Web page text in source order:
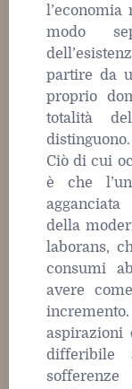
modo
partire da
proprio
totalità
distinguono.
Ciò di cui
è che
della
laborans,
consumi
avere
aspirazioni
differibile